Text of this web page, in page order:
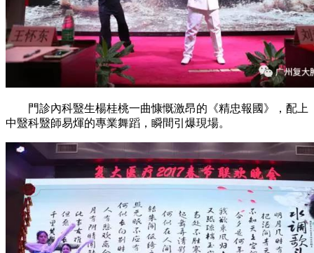
門診內科毉生楊桂桃一曲慷慨激昂的《精忠報國》，配上
中毉科毉師易煇的專業舞蹈，瞬間引爆現場。